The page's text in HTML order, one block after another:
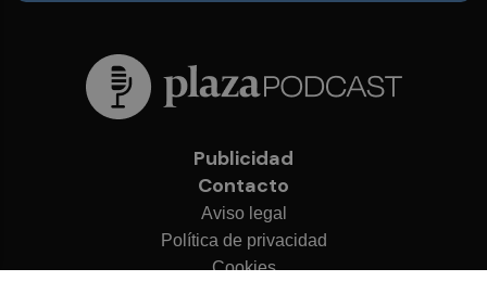
Publicidad
Contacto
Aviso legal
Política de privacidad
Cookies